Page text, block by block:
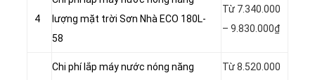
4
lượng mặt trời Sơn Nhà ECO 180L-
58
Từ 7.340.000
– 9.830.000₫
Chi phí lắp máy nước nóng năng
Từ 8.520.000